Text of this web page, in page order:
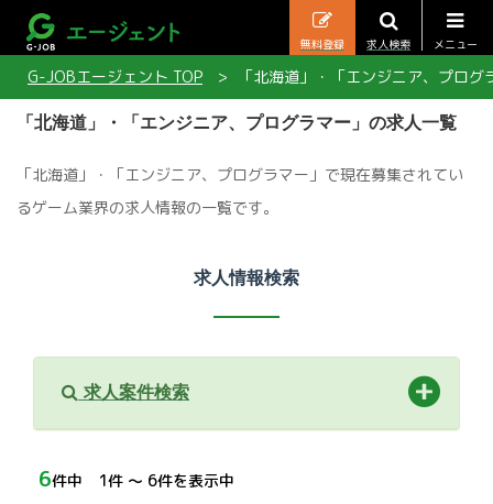
メニュー
求人検索
無料登録
G-JOBエージェント TOP 「北海道」・「エンジニア、プロ
「北海道」・「エンジニア、プログラマー」の求人一覧
「北海道」・「エンジニア、プログラマー」で現在募集されてい
るゲーム業界の求人情報の一覧です。
求人情報検索
求人案件検索
6件中 1件 〜 6件を表示中